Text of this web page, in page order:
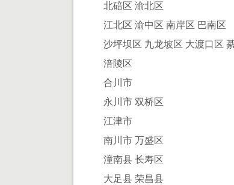
北碚区 渝北区
江北区 渝中区 南岸区 巴南区
沙坪坝区 九龙坡区 大渡口区
涪陵区
合川市
永川市 双桥区
江津市
南川市 万盛区
潼南县 长寿区
大足县 荣昌县